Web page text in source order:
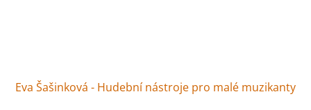
Eva Šašinková - Hudební nástroje pro malé muzikanty